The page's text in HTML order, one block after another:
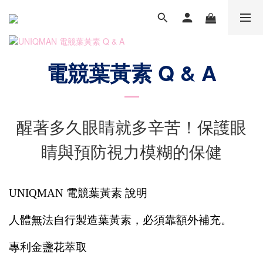
電競葉黃素 Q & A
醒著多久眼睛就多辛苦！保護眼
睛與預防視力模糊的保健
UNIQMAN 電競葉黃素 說明
人體無法自行製造葉黃素，必須靠額外補充。
專利金盞花萃取